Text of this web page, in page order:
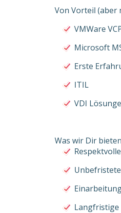
Von Vorteil (aber
VMWare
Microsoft
Erste
ITIL
VDI
Was wir Dir
Langfristige